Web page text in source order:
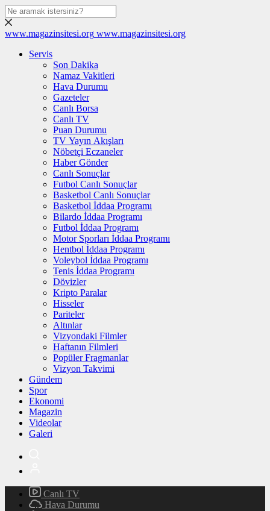
www.magazinsitesi.org www.magazinsitesi.org
Servis
Son Dakika
Namaz Vakitleri
Hava Durumu
Gazeteler
Canlı Borsa
Canlı TV
Puan Durumu
TV Yayın Akışları
Nöbetçi Eczaneler
Haber Gönder
Canlı Sonuçlar
Futbol Canlı Sonuçlar
Basketbol Canlı Sonuçlar
Basketbol İddaa Programı
Bilardo İddaa Programı
Futbol İddaa Programı
Motor Sporları İddaa Programı
Hentbol İddaa Programı
Voleybol İddaa Programı
Tenis İddaa Programı
Dövizler
Kripto Paralar
Hisseler
Pariteler
Altınlar
Vizyondaki Filmler
Haftanın Filmleri
Popüler Fragmanlar
Vizyon Takvimi
Gündem
Spor
Ekonomi
Magazin
Videolar
Galeri
Canlı TV
Hava Durumu